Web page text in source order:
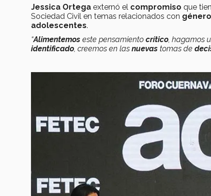
Jessica Ortega externó el compromiso que
Sociedad Civil en temas relacionados con género
adolescentes.
“Alimentemos este pensamiento crítico, hagamos
identificado, creemos en las nuevas tomas de